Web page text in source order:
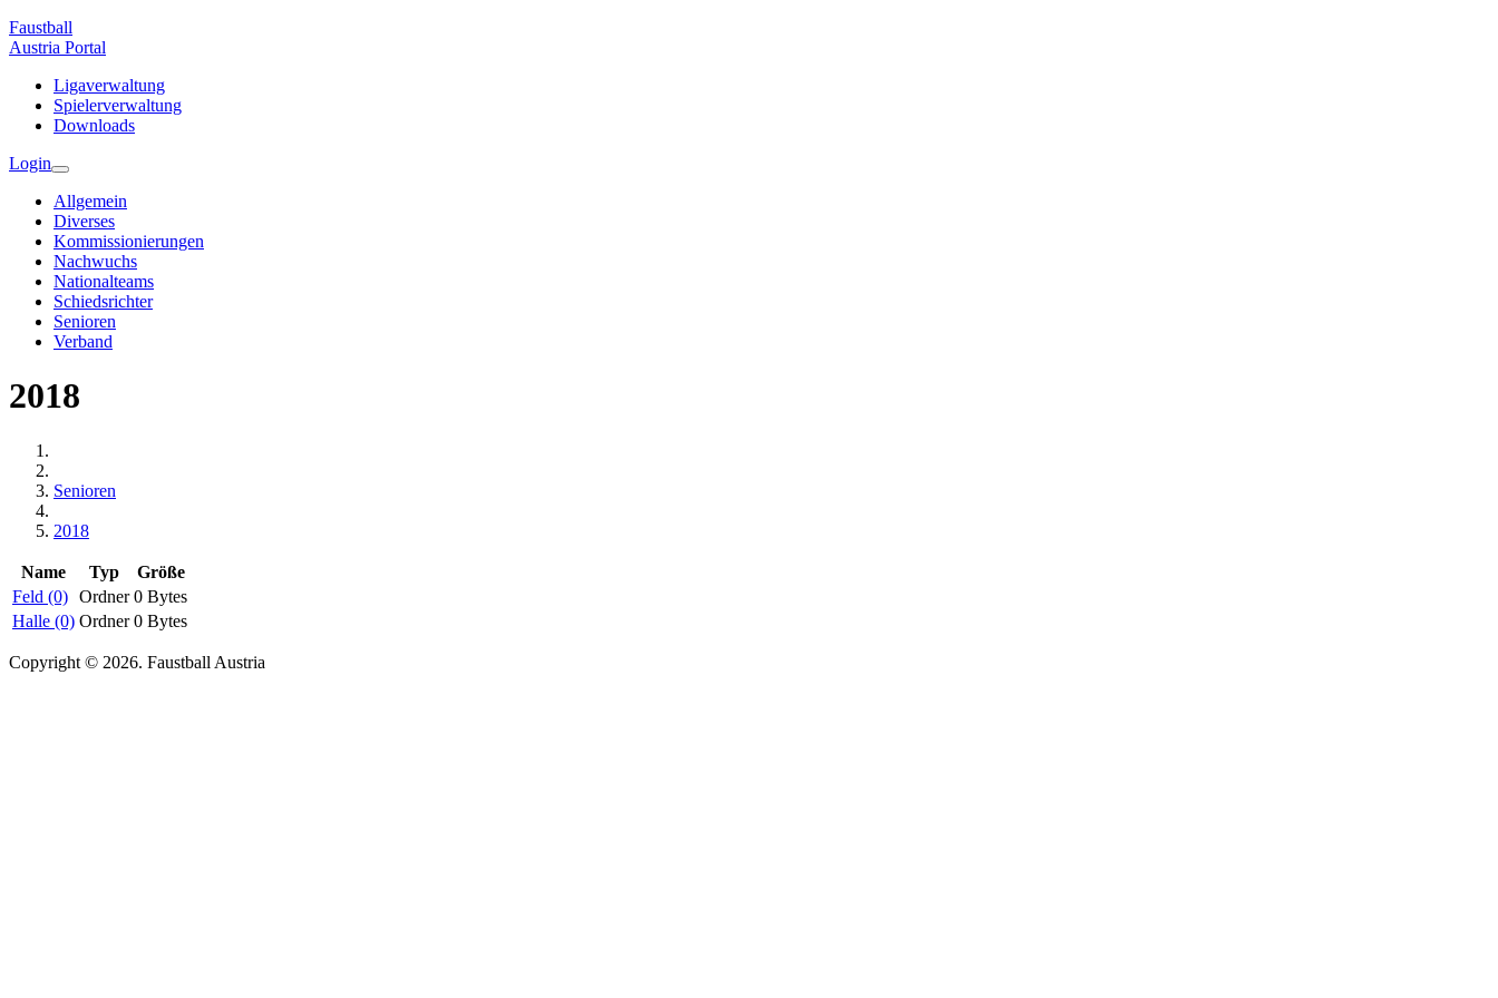
Faustball
Austria Portal
Ligaverwaltung
Spielerverwaltung
Downloads
Login
Allgemein
Diverses
Kommissionierungen
Nachwuchs
Nationalteams
Schiedsrichter
Senioren
Verband
2018
Senioren
2018
Name Typ
Größe
Feld (0) Ordner 0 Bytes
Halle (0) Ordner 0 Bytes
Copyright © 2026. Faustball Austria